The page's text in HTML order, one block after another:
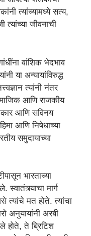
त्यांच्यामध्ये सत्य,
जीवनाची
वांशिक भेदभाव
या अन्यायांविरुद्ध
त्यांनी नंतर
आणि राजकीय
आणि सविनय
आणि निषेधाच्या
समुदायाच्या
भारताच्या
मार्ग
त्यांचे मत होते. त्यांचा
अनुयायांनी अरबी
ते ब्रिटिश